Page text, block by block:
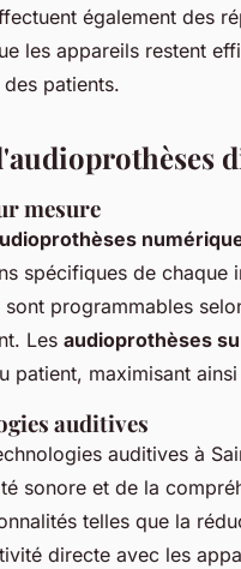
également des
les appareils restent
patients.
mesure
spécifiques de chaque
programmables
Les audioprothèses
patient, maximisant
auditives
auditives à
sonore et de la
telles que la
directe avec les